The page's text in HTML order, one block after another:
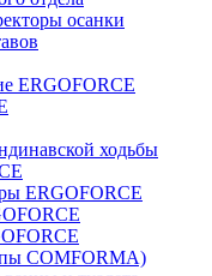
осанки
ERGOFORCE
ходьбы
ERGOFORCE
COMFORMA)